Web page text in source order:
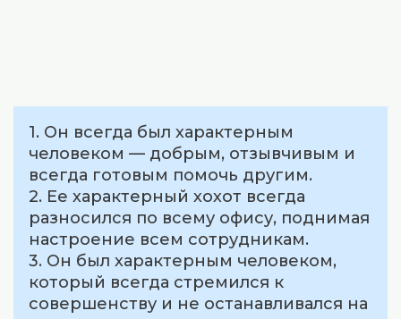
1. Он всегда был характерным
человеком — добрым, отзывчивым и
всегда готовым помочь другим.
2. Ее характерный хохот всегда
разносился по всему офису, поднимая
настроение всем сотрудникам.
3. Он был характерным человеком,
который всегда стремился к
совершенству и не останавливался на